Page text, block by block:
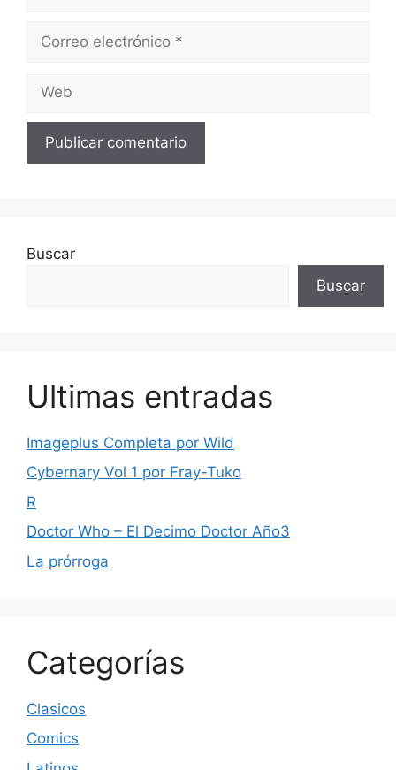
electrónico
Buscar
Buscar
Ultimas entradas
Imageplus Completa por Wild
Cybernary Vol 1 por Fray-Tuko
R
Doctor Who – El Decimo Doctor Año3
La prórroga
Categorías
Clasicos
Comics